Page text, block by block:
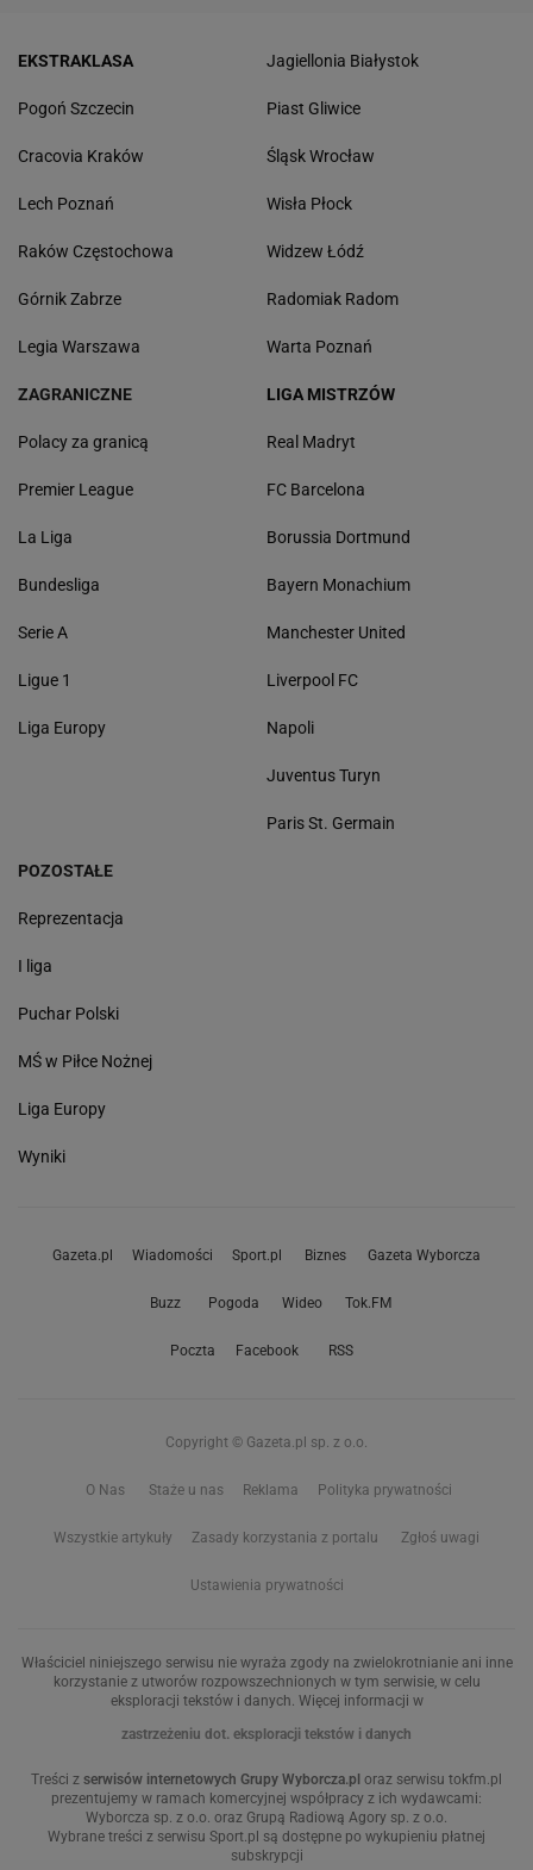
EKSTRAKLASA
Pogoń Szczecin
Cracovia Kraków
Lech Poznań
Raków Częstochowa
Górnik Zabrze
Legia Warszawa
Jagiellonia Białystok
Piast Gliwice
Śląsk Wrocław
Wisła Płock
Widzew Łódź
Radomiak Radom
Warta Poznań
ZAGRANICZNE
Polacy za granicą
Premier League
La Liga
Bundesliga
Serie A
Ligue 1
Liga Europy
LIGA MISTRZÓW
Real Madryt
FC Barcelona
Borussia Dortmund
Bayern Monachium
Manchester United
Liverpool FC
Napoli
Juventus Turyn
Paris St. Germain
POZOSTAŁE
Reprezentacja
I liga
Puchar Polski
MŚ w Piłce Nożnej
Liga Europy
Wyniki
Gazeta.pl Wiadomości Sport.pl Biznes Gazeta Wyborcza
Buzz Pogoda Wideo Tok.FM
Poczta Facebook RSS
Copyright © Gazeta.pl sp. z o.o.
O Nas Staże u nas Reklama Polityka prywatności
Wszystkie artykuły Zasady korzystania z portalu Zgłoś uwagi
Ustawienia prywatności
Właściciel niniejszego serwisu nie wyraża zgody na zwielokrotnianie ani inne
korzystanie z utworów rozpowszechnionych w tym serwisie, w celu
eksploracji tekstów i danych. Więcej informacji w
zastrzeżeniu dot. eksploracji tekstów i danych
Treści z serwisów internetowych Grupy Wyborcza.pl oraz serwisu tokfm.pl
prezentujemy w ramach komercyjnej współpracy z ich wydawcami:
Wyborcza sp. z o.o. oraz Grupą Radiową Agory sp. z o.o.
Wybrane treści z serwisu Sport.pl są dostępne po wykupieniu płatnej
subskrypcji